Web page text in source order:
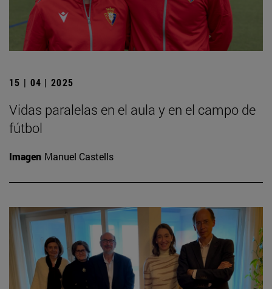
15 | 04 | 2025
Vidas paralelas en el aula y en el campo de
fútbol
Imagen Manuel Castells